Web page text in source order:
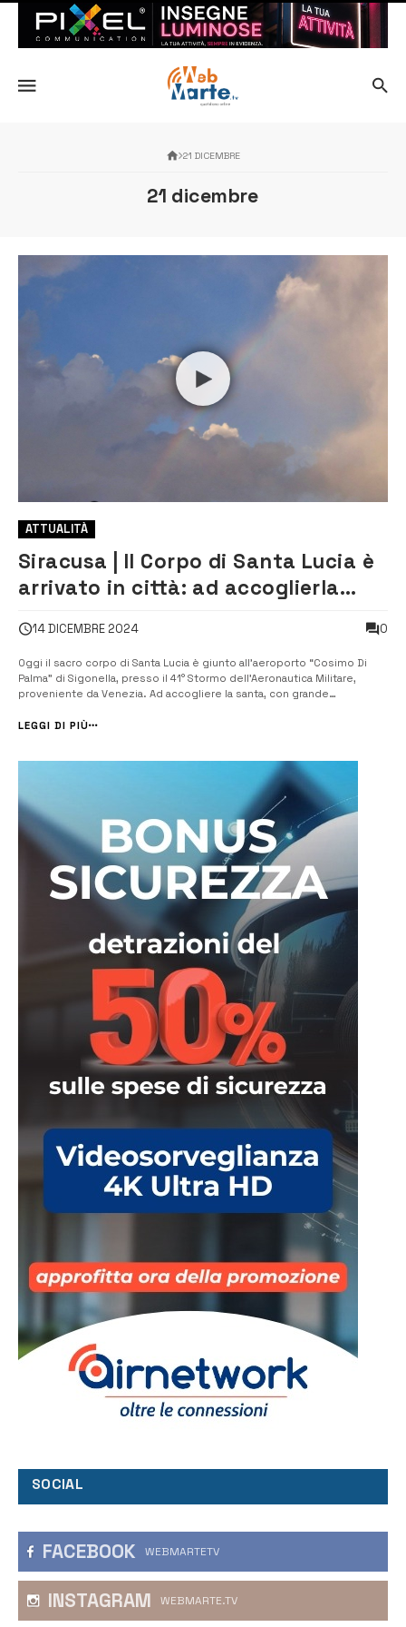
21 DICEMBRE
21 dicembre
ATTUALITÀ
Siracusa | Il Corpo di Santa Lucia è
arrivato in città: ad accoglierla
14 DICEMBRE 2024 0
Oggi il sacro corpo di Santa Lucia è giunto all’aeroporto “Cosimo Di
Palma” di Sigonella, presso il 41° Stormo dell’Aeronautica Militare,
proveniente da Venezia. Ad accogliere la santa, con grande
Mons. Francesco Lomanto, il parroco della Cattedrale ...
LEGGI DI PIÙ
SOCIAL
FACEBOOK WEBMARTETV
INSTAGRAM WEBMARTE.TV